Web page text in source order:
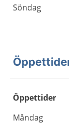
Söndag
Öppettider
Dag
Öppettider
Kommentarer
Måndag